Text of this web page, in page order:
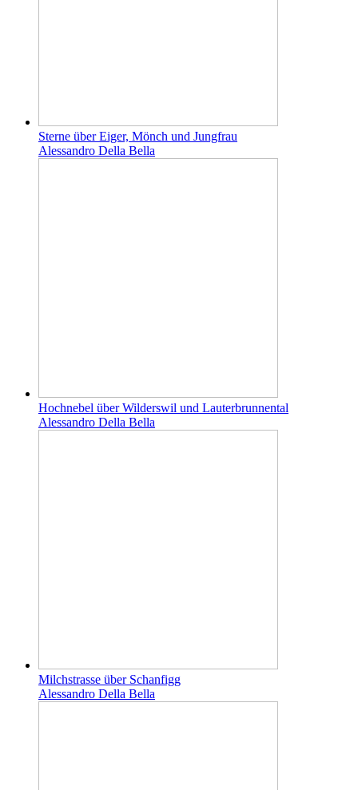
Sterne über Eiger, Mönch und Jungfrau
Alessandro Della Bella
Hochnebel über Wilderswil und Lauterbrunnental
Alessandro Della Bella
Milchstrasse über Schanfigg
Alessandro Della Bella